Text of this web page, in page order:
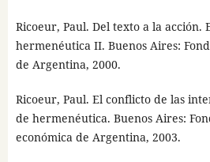
Ricoeur, Paul. Del texto a la acción.
hermenéutica II. Buenos Aires:
de Argentina, 2000.
Ricoeur, Paul. El conflicto de las
de hermenéutica. Buenos Aires:
económica de Argentina, 2003.